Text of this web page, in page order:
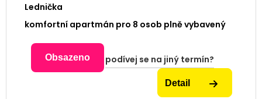
Lednička
komfortní apartmán pro 8 osob plně vybavený
Obsazeno podívej se na jiný termín?
Detail